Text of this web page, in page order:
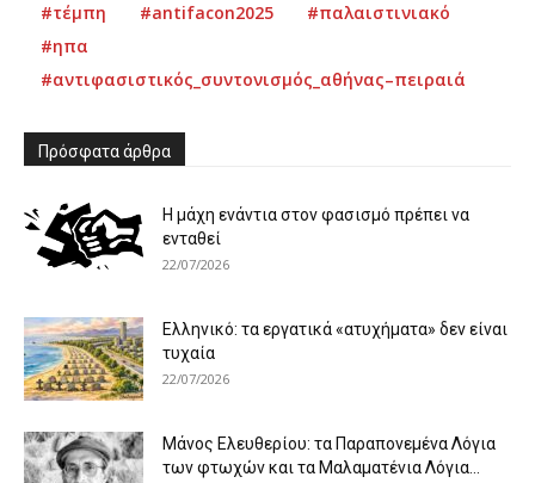
#τέμπη #antifacon2025
#παλαιστινιακό
#ηπα
#αντιφασιστικός_συντονισμός_αθήνας–πειραιά
Πρόσφατα άρθρα
Η μάχη ενάντια στον φασισμό πρέπει να
ενταθεί
22/07/2026
Ελληνικό: τα εργατικά «ατυχήματα» δεν είναι
τυχαία
22/07/2026
Μάνος Ελευθερίου: τα Παραπονεμένα Λόγια
των φτωχών και τα Μαλαματένια Λόγια...